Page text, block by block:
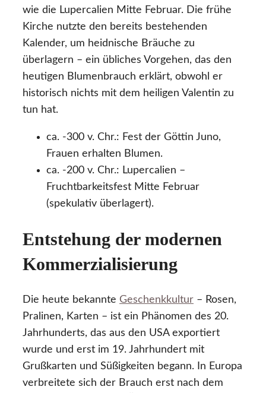
wie die Lupercalien Mitte Februar. Die frühe
Kirche nutzte den bereits bestehenden
Kalender, um heidnische Bräuche zu
überlagern – ein übliches Vorgehen, das den
heutigen Blumenbrauch erklärt, obwohl er
historisch nichts mit dem heiligen Valentin zu
tun hat.
ca. -300 v. Chr.: Fest der Göttin Juno,
Frauen erhalten Blumen.
ca. -200 v. Chr.: Lupercalien –
Fruchtbarkeitsfest Mitte Februar
(spekulativ überlagert).
Entstehung der modernen
Kommerzialisierung
Die heute bekannte Geschenkkultur – Rosen,
Pralinen, Karten – ist ein Phänomen des 20.
Jahrhunderts, das aus den USA exportiert
wurde und erst im 19. Jahrhundert mit
Grußkarten und Süßigkeiten begann. In Europa
verbreitete sich der Brauch erst nach dem